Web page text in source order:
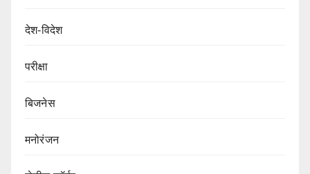
देश-विदेश
परीक्षा
बिजनेस
मनोरंजन